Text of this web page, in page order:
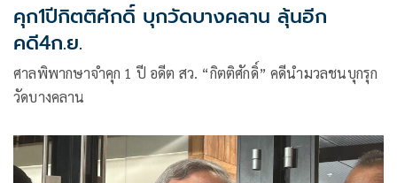
คุก1ปีกิตติศักดิ์ บุกวัดบางคลาน ลุ้นอีก
คดี4ก.ย.
ศาลพิพากษาจำคุก 1 ปี อดีต สว. “กิตติศักดิ์” คดีนำมวลชนบุกรุก
วัดบางคลาน